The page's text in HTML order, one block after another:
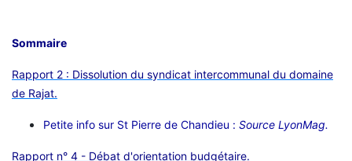
Sommaire
Rapport 2 : Dissolution du syndicat intercommunal du domaine
de Rajat.
Petite info sur St Pierre de Chandieu : Source LyonMag.
Rapport n° 4 - Débat d'orientation budgétaire.